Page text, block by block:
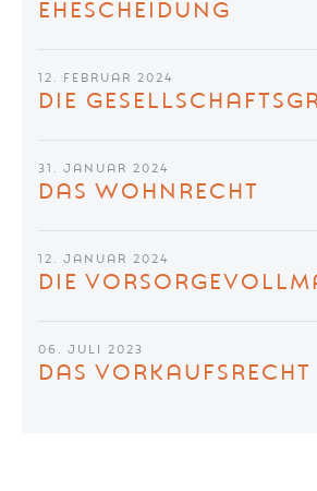
EHESCHEIDUNG
12. FEBRUAR 2024
DIE
31. JANUAR 2024
DAS WOHNRECHT
12. JANUAR 2024
DIE
06. JULI 2023
DAS VORKAUFSRECHT